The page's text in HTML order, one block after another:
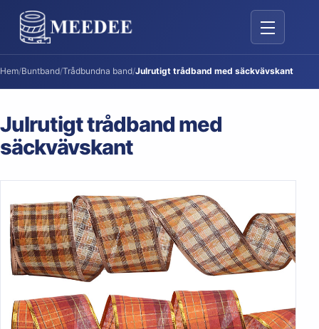
Växla
Hem/Buntband/Trådbundna band/Julrutigt trådband med säckvävskant
Julrutigt trådband med
säckvävskant